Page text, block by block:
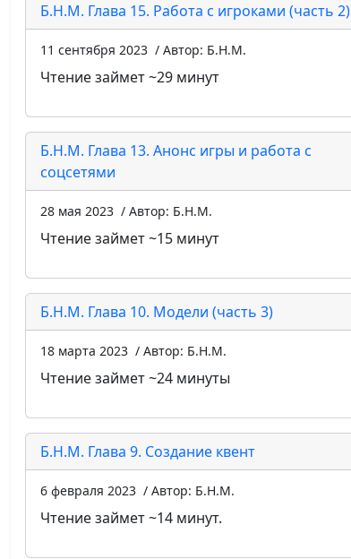
Б.Н.М. Глава 15. Работа с игроками (часть 2)
11 сентября 2023 / Автор: Б.Н.М.
Чтение займет ~29 минут
Б.Н.М. Глава 13. Анонс игры и работа с
соцсетями
28 мая 2023 / Автор: Б.Н.М.
Чтение займет ~15 минут
Б.Н.М. Глава 10. Модели (часть 3)
18 марта 2023 / Автор: Б.Н.М.
Чтение займет ~24 минуты
Б.Н.М. Глава 9. Создание квент
6 февраля 2023 / Автор: Б.Н.М.
Чтение займет ~14 минут.